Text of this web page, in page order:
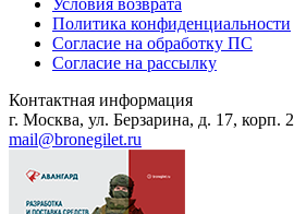
Условия возврата
Политика конфиденциальности
Согласие на обработку ПС
Согласие на рассылку
Контактная информация
г. Москва, ул. Берзарина, д. 17, корп. 2
mail@bronegilet.ru